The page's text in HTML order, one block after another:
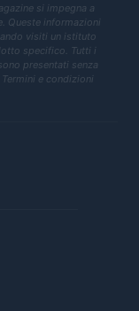
si impegna a
Queste informazioni
visiti un istituto
specifico. Tutti i
presentati senza
e condizioni